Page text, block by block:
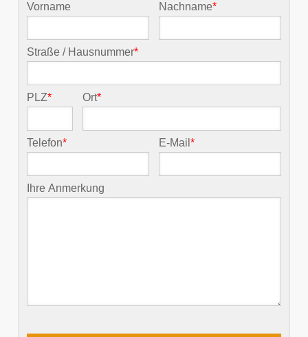
Vorname Nachname*
Straße / Hausnummer*
PLZ* Ort*
Telefon* E-Mail*
Ihre Anmerkung